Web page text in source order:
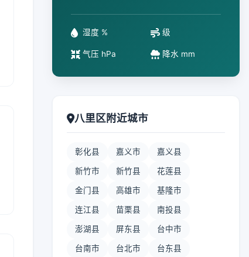
湿度 % 级
气压 hPa 降水 mm
八里区附近城市
彰化县 嘉义市 嘉义县
新竹市 新竹县 花莲县
金门县 高雄市 基隆市
连江县 苗栗县 南投县
澎湖县 屏东县 台中市
台南市 台北市 台东县